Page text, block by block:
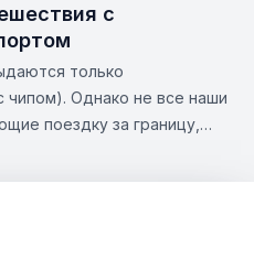
с
только
чипом). Однако не все наши
поездку за границу,